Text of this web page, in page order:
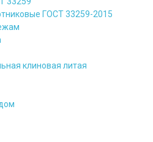
ГОСТ 33259-2015
клиновая литая